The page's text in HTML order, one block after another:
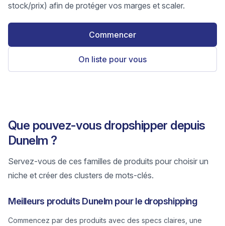
stock/prix) afin de protéger vos marges et scaler.
Commencer
On liste pour vous
Que pouvez-vous dropshipper depuis
Dunelm ?
Servez-vous de ces familles de produits pour choisir un
niche et créer des clusters de mots-clés.
Meilleurs produits Dunelm pour le dropshipping
Commencez par des produits avec des specs claires, une